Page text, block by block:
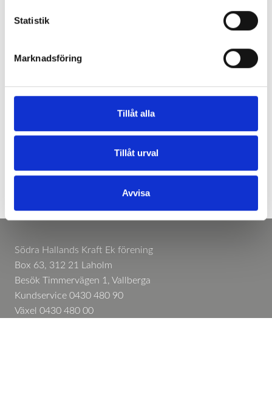
Statistik
Marknadsföring
Tillåt alla
Tillåt urval
Avvisa
Södra Hallands Kraft Ek förening
Box 63, 312 21 Laholm
Besök Timmervägen 1, Vallberga
Kundservice 0430 480 90
Växel 0430 480 00